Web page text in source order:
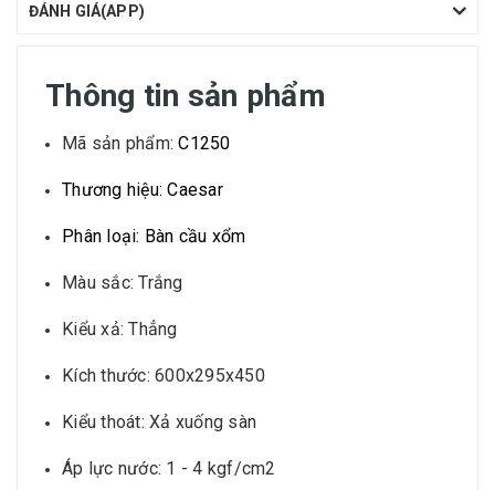
ĐÁNH GIÁ(APP)
Thông tin sản phẩm
Mã sản phẩm:C1250
Thương hiệu: Caesar
Phân loại: Bàn cầu xổm
Màu sắc: Trắng
Kiểu xả: Thẳng
Kích thước: 600x295x450
Kiểu thoát: Xả xuống sàn
Áp lực nước: 1 - 4 kgf/cm2